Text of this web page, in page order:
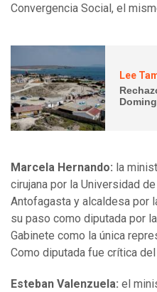
Convergencia Social, el
Lee
Marcela Hernando: la
cirujana por la Universidad
Antofagasta y alcaldesa por
su paso como diputada por
Gabinete como la única
Como diputada fue crítica
Esteban Valenzuela: el